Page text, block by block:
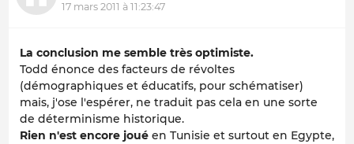
17 mars 2011 à 11:23:47
La conclusion me semble très optimiste.
Todd énonce des facteurs de révoltes
(démographiques et éducatifs, pour schématiser)
mais, j'ose l'espérer, ne traduit pas cela en une sorte
de déterminisme historique.
Rien n'est encore joué en Tunisie et surtout en Egypte,